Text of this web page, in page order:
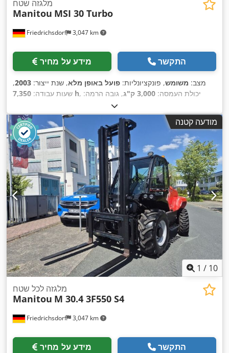
Friedrichsdorf 3,047 km
מלגזה שטח
Manitou MSI 30 Turbo
מידע על מחיר התקשר
מצב: משומש, פונקציונליות: פועל באופן מלא, שנת ייצור: 2003
,
שעות עבודה: 7,350 h , יכולת העמסה: 3,000 ק"ג
, גובה הרמה:
, הרמה חופשית:150 מ"מ
סימפלקס, גובה בנייה:2,755 מ"מ , כוח:38 קילוואט (51.67 כ"ס)
,
רוחב מסגרת המזלג:
1,260 מ"מ , אורך המזלג: 1,200 מ"מ
, משקל
5,500 ק"ג , אורך כולל:4,080 מ"מ Diesel, רוחב
בנייה:1,323 מ"מ
מודעה קטנה
1 / 10
Friedrichsdorf 3,047 km
מלגזה לכל שטח
Manitou M 30.4 3F550 S4
מידע על מחיר התקשר